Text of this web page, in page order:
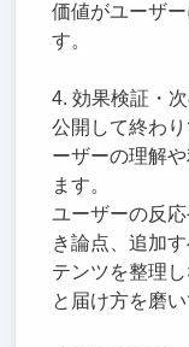
価値がユーザ
す。
4. 効果検証・
公開して終わ
ーザーの理解
ます。
ユーザーの反
き論点、追加
テンツを整理
と届け方を磨